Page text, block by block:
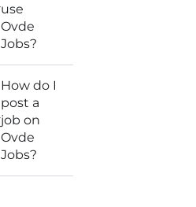
use
Ovde
Jobs?
How do I
post a
job on
Ovde
Jobs?